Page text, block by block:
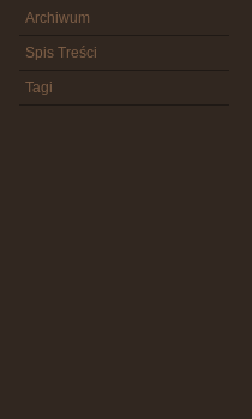
Archiwum
Spis Treści
Tagi